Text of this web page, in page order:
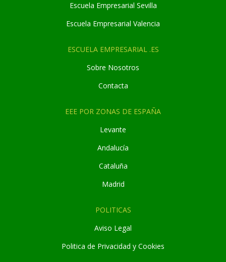
Escuela Empresarial Sevilla
Escuela Empresarial Valencia
ESCUELA EMPRESARIAL .ES
Sobre Nosotros
Contacta
EEE POR ZONAS DE ESPAÑA
Levante
Andalucía
Cataluña
Madrid
POLITICAS
Aviso Legal
Politica de Privacidad y Cookies